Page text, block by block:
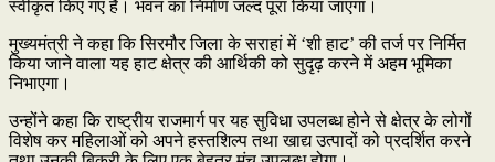
स्वीकृत किए गए हैं। भवन का निर्माण जल्द पूरा किया जाएगा।
मुख्यमंत्री ने कहा कि सिरमौर जिला के सराहां में ‘शी हाट’ की तर्ज पर निर्मित
किया जाने वाला यह हाट क्षेत्र की आर्थिकी को सुदृढ़ करने में अहम भूमिका
निभाएगा।
उन्होंने कहा कि राष्ट्रीय राजमार्ग पर यह सुविधा उपलब्ध होने से क्षेत्र के लोगों
विशेष कर महिलाओं को अपने हस्तशिल्प तथा खाद्य उत्पादों को प्रदर्शित करने